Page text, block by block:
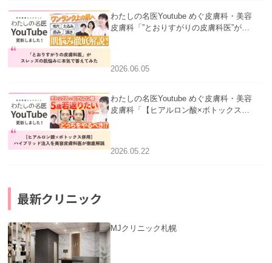
わたしの名医Youtube めぐ皮膚科・美容
皮膚科「”とおりすがりの皮膚科医”がス
公開いたしました。
2026.06.05
わたしの名医Youtube めぐ皮膚科・美容
皮膚科「【ヒアルロン酸×ボトックス併
徹底解説」を公開いたしました。
2026.05.22
最新クリニック
MJクリニック札幌